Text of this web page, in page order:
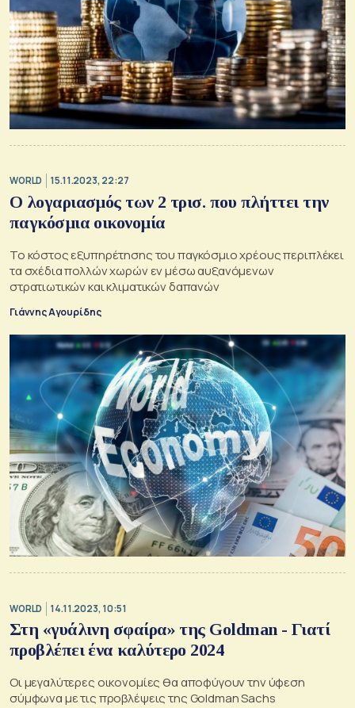
WORLD 15.11.2023, 22:27
Ο λογαριασμός των 2 τρισ. που πλήττει την
παγκόσμια οικονομία
Το κόστος εξυπηρέτησης του παγκόσμιο χρέους περιπλέκει
τα σχέδια πολλών χωρών εν μέσω αυξανόμενων
στρατιωτικών και κλιματικών δαπανών
Γιάννης Αγουρίδης
WORLD 14.11.2023, 10:51
Στη «γυάλινη σφαίρα» της Goldman - Γιατί
προβλέπει ένα καλύτερο 2024
Οι μεγαλύτερες οικονομίες θα αποφύγουν την ύφεση
σύμφωνα με τις προβλέψεις της Goldman Sachs